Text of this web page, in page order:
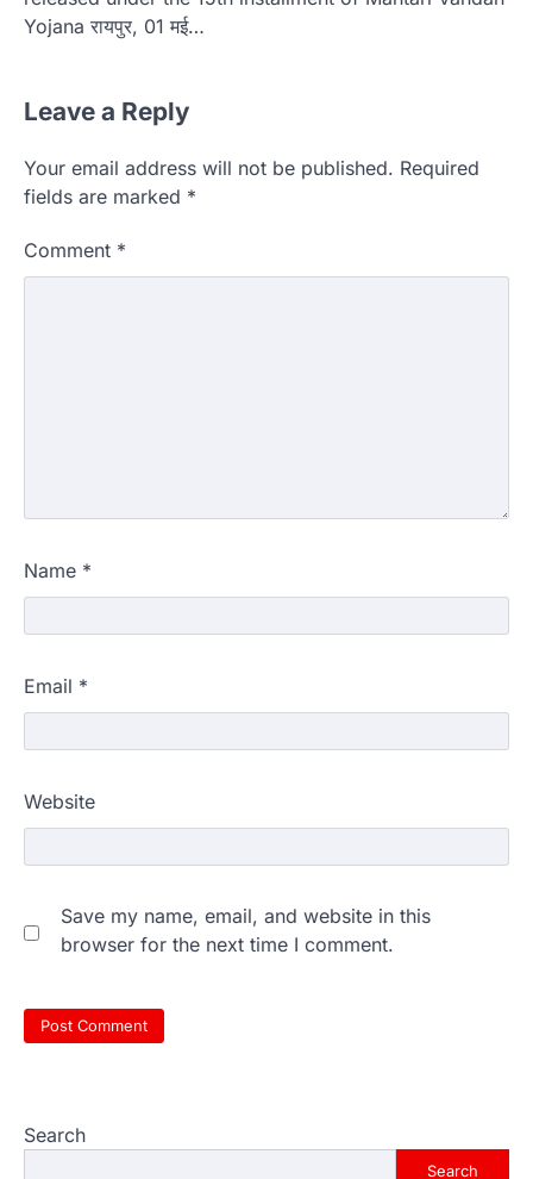
Yojana रायपुर, 01 मई…
Leave a Reply
Your email address will not be published. Required
fields are marked *
Comment *
Name *
Email *
Website
Save my name, email, and website in this
browser for the next time I comment.
Search
Search